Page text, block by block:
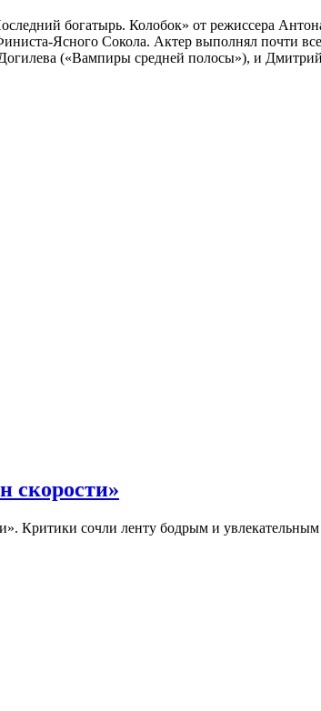
богатырь. Колобок» от режиссера
Ясного Сокола. Актер выполнял почти
(«Вампиры средней полосы»), и
скорости»
Критики сочли ленту бодрым и